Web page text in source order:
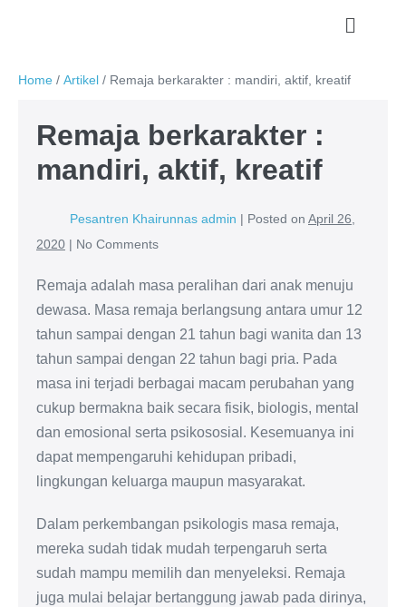
Home / Artikel / Remaja berkarakter : mandiri, aktif, kreatif
Remaja berkarakter :
mandiri, aktif, kreatif
Pesantren Khairunnas admin | Posted on April 26,
2020 | No Comments
Remaja adalah masa peralihan dari anak menuju
dewasa. Masa remaja berlangsung antara umur 12
tahun sampai dengan 21 tahun bagi wanita dan 13
tahun sampai dengan 22 tahun bagi pria. Pada
masa ini terjadi berbagai macam perubahan yang
cukup bermakna baik secara fisik, biologis, mental
dan emosional serta psikososial. Kesemuanya ini
dapat mempengaruhi kehidupan pribadi,
lingkungan keluarga maupun masyarakat.
Dalam perkembangan psikologis masa remaja,
mereka sudah tidak mudah terpengaruh serta
sudah mampu memilih dan menyeleksi. Remaja
juga mulai belajar bertanggung jawab pada dirinya,